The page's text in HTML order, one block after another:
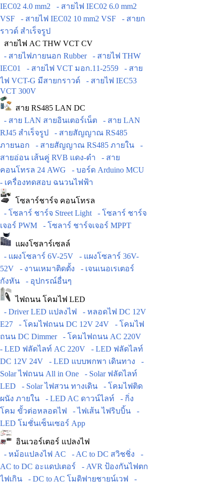
IEC02 4.0 mm2
- สายไฟ IEC02 6.0 mm2
VSF
- สายไฟ IEC02 10 mm2 VSF
- สายก
ราวด์ สำเร็จรูป
สายไฟ AC THW VCT CV
- สายไฟภายนอก Rubber
- สายไฟ THW
IEC01
- สายไฟ VCT มอก.11-2559
- สาย
ไฟ VCT-G มีสายกราวด์
- สายไฟ IEC53
VCT 300V
สาย RS485 LAN DC
- สาย LAN สายอินเตอร์เน็ต
- สาย LAN
RJ45 สำเร็จรูป
- สายสัญญาณ RS485
ภายนอก
- สายสัญญาณ RS485 ภายใน
-
สายอ่อน เส้นคู่ RVB แดง-ดำ
- สาย
คอนโทรล 24 AWG
- บอร์ด Arduino MCU
- เครื่องทดสอบ ฉนวนไฟฟ้า
โซลาร์ชาร์จ คอนโทรล
- โซลาร์ ชาร์จ Street Light
- โซลาร์ ชาร์จ
เจอร์ PWM
- โซลาร์ ชาร์จเจอร์ MPPT
แผงโซลาร์เซลล์
- แผงโซลาร์ 6V-25V
- แผงโซลาร์ 36V-
52V
- งานเหมาติดตั้ง
- เจนเนอเรเตอร์
กังหัน
- อุปกรณ์อื่นๆ
ไฟถนน โคมไฟ LED
- Driver LED แปลงไฟ
- หลอดไฟ DC 12V
E27
- โคมไฟถนน DC 12V 24V
- โคมไฟ
ถนน DC Dimmer
- โคมไฟถนน AC 220V
- LED ฟลัดไลท์ AC 220V
- LED ฟลัดไลท์
DC 12V 24V
- LED แบบพกพา เดินทาง
-
Solar ไฟถนน All in One
- Solar ฟลัดไลท์
LED
- Solar ไฟสวน ทางเดิน
- โคมไฟติด
ผนัง ภายใน
- LED AC ดาวน์ไลท์
- กิ่ง
โคม ขั้วต่อหลอดไฟ
- ไฟเส้น ไฟริบบิ้น
-
LED โมชั่นเซ็นเซอร์ App
อินเวอร์เตอร์ แปลงไฟ
- หม้อแปลงไฟ AC
- AC to DC สวิชชิ่ง
-
AC to DC อะแดปเตอร์
- AVR ป้องกันไฟตก
ไฟเกิน
- DC to AC โมดิฟายชายน์เวฟ -